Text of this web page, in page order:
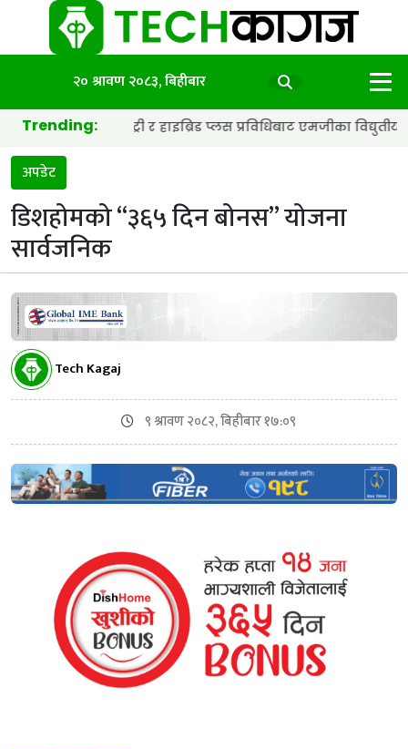
२० श्रावण २०८३, बिहीबार
Trending:
ब्याट्री र हाइब्रिड प्लस प्रविधिबाट एमजीका विद्युतीय कार अझ
अपडेट
डिशहोमको “३६५ दिन बोनस” योजना
सार्वजनिक
Tech Kagaj
९ श्रावण २०८२, बिहीबार १७:०९